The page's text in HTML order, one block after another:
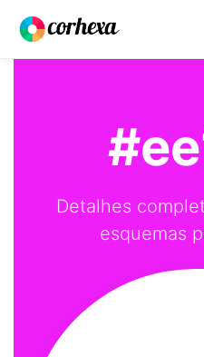
Detalhes
esquemas